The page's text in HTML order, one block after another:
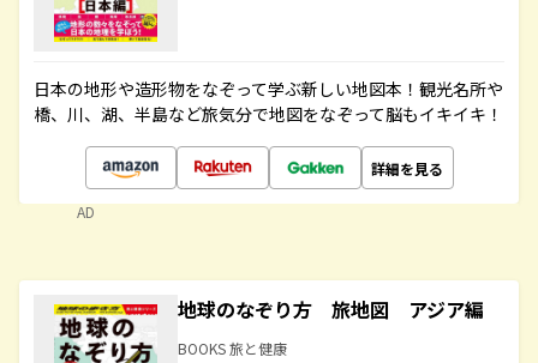
日本の地形や造形物をなぞって学ぶ新しい地図本！観光名所や
橋、川、湖、半島など旅気分で地図をなぞって脳もイキイキ！
詳細を見る
AD
地球のなぞり方 旅地図 アジア編
BOOKS 旅と健康